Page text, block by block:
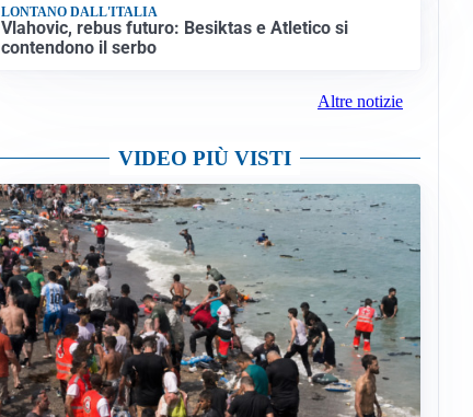
LONTANO DALL'ITALIA
Vlahovic, rebus futuro: Besiktas e Atletico si
contendono il serbo
Altre notizie
VIDEO PIÙ VISTI